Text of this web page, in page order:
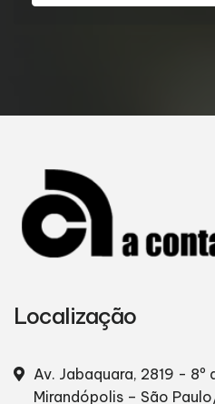
Localização
Av. Jabaquara, 2819 - 8º
Mirandópolis – São